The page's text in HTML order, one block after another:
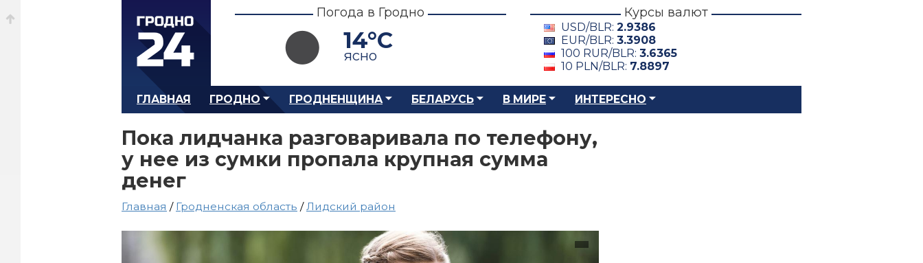
Погода в Гродно
14°C
ясно
Курсы валют
USD/BLR: 2.9386
EUR/BLR: 3.3908
100 RUR/BLR: 3.6365
10 PLN/BLR: 7.8897
ГЛАВНАЯ ГРОДНО ГРОДНЕНЩИНА БЕЛАРУСЬ В МИРЕ ИНТЕРЕСНО
Пока лидчанка разговаривала по телефону,
у нее из сумки пропала крупная сумма
денег
Главная / Гродненская область /Лидcкий район